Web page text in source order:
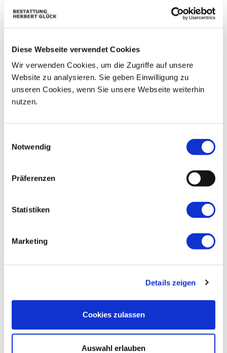
Diese Webseite verwendet Cookies
Wir verwenden Cookies, um die Zugriffe auf unsere
Website zu analysieren. Sie geben Einwilligung zu
unseren Cookies, wenn Sie unsere Webseite weiterhin
nutzen.
Notwendig
Präferenzen
Statistiken
Marketing
Details zeigen
Cookies zulassen
Auswahl erlauben